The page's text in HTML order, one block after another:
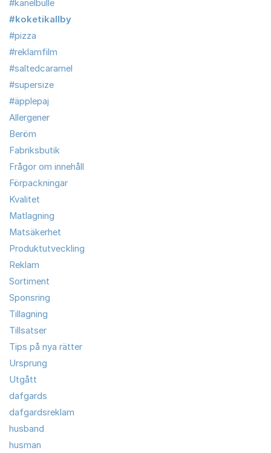
#kanelbulle
#koketikallby
#pizza
#reklamfilm
#saltedcaramel
#supersize
#äpplepaj
Allergener
Beröm
Fabriksbutik
Frågor om innehåll
Förpackningar
Kvalitet
Matlagning
Matsäkerhet
Produktutveckling
Reklam
Sortiment
Sponsring
Tillagning
Tillsatser
Tips på nya rätter
Ursprung
Utgått
dafgards
dafgardsreklam
husband
husman